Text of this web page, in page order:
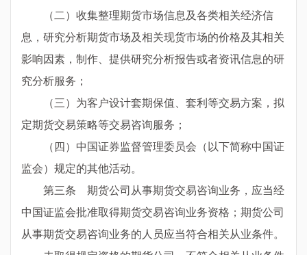
（二）收集整理期货市场信息及各类相关经济信
息，研究分析期货市场及相关现货市场的价格及其相关
影响因素，制作、提供研究分析报告或者资讯信息的研
究分析服务；
（三）为客户设计套期保值、套利等交易方案，拟
定期货交易策略等交易咨询服务；
（四）中国证券监督管理委员会（以下简称中国证
监会）规定的其他活动。
第三条 期货公司从事期货交易咨询业务，应当经
中国证监会批准取得期货交易咨询业务资格；期货公司
从事期货交易咨询业务的人员应当符合相关从业条件。